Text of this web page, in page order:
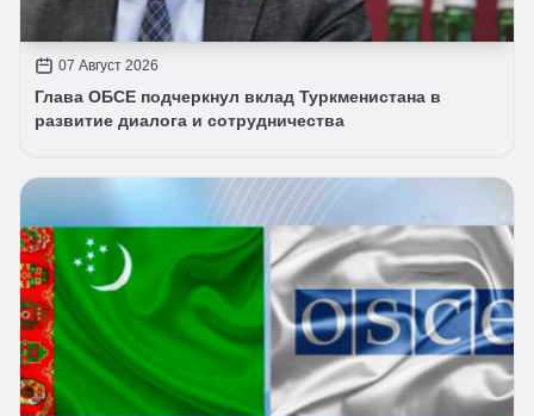
07 Август 2026
Глава ОБСЕ подчеркнул вклад Туркменистана в
развитие диалога и сотрудничества